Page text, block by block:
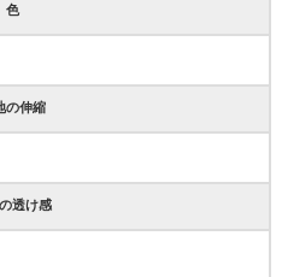
色
の伸縮
透け感